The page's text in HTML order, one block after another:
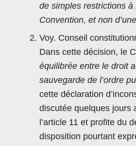
de simples restrictions à
Convention, et non
Voy. Conseil
Dans cette décision, le
équilibrée entre le droit
sauvegarde de l’ordre
cette déclaration
discutée quelques jours
l’article 11 et profite du
disposition pourtant